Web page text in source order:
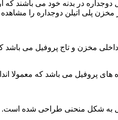
مخزن پلی اتیلن دوجداره را مشاهده
که معمولا اندازه آن از ۳ سانتیمتر تا ۱۶